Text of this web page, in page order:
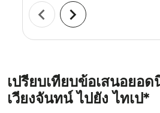
chevron_left chevron_right
เปรียบเทียบข้อเสนอยอ
เวียงจันทน์ ไปยัง ไทเป*